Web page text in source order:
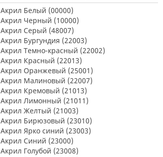
Акрил Белый (00000)
Акрил Черный (10000)
Акрил Серый (48007)
Акрил Бургундия (22003)
Акрил Темно-красный (22002)
Акрил Красный (22013)
Акрил Оранжевый (25001)
Акрил Малиновый (22007)
Акрил Кремовый (21013)
Акрил Лимонный (21011)
Акрил Желтый (21003)
Акрил Бирюзовый (23010)
Акрил Ярко синий (23003)
Акрил Синий (23000)
Акрил Голубой (23008)